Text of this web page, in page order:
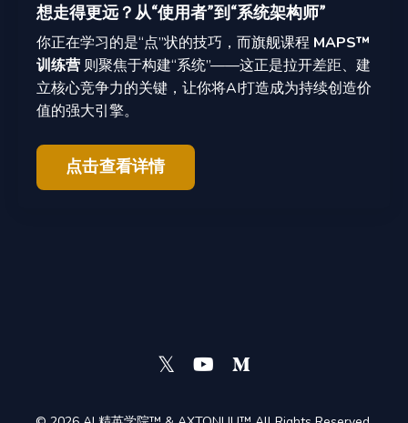
想走得更远？从“使用者”到“系统架构师”
你正在学习的是“点”状的技巧，而旗舰课程 MAPS™
训练营则聚焦于构建“系统”——这正是拉开差距、建
立核心竞争力的关键，让你将AI打造成为持续创造价
值的强大引擎。
点击查看详情